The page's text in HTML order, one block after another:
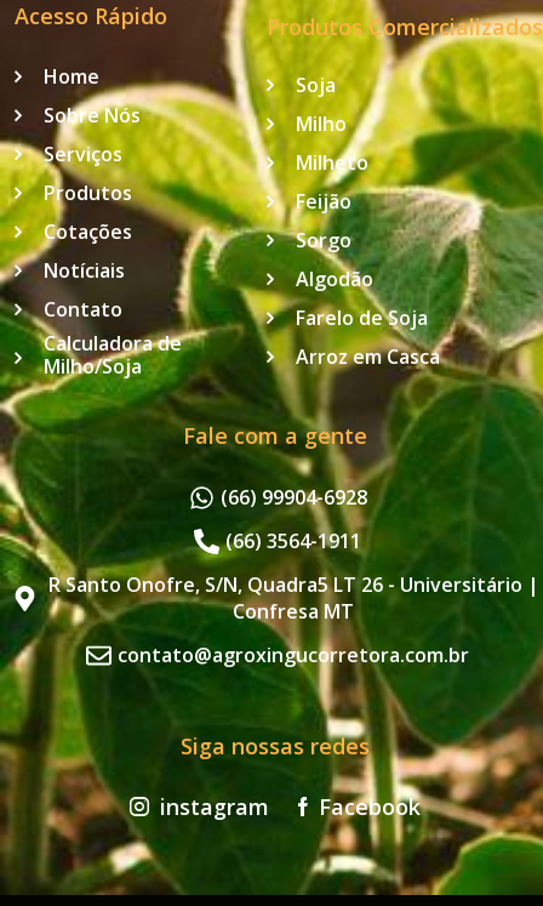
Acesso Rápido
Home
Sobre Nós
Serviços
Produtos
Cotações
Notíciais
Contato
Calculadora de
Milho/Soja
Produtos Comercializados
Soja
Milho
Milheto
Feijão
Sorgo
Algodão
Farelo de Soja
Arroz em Casca
Fale com a gente
(66) 99904-6928
(66) 3564-1911
R Santo Onofre, S/N, Quadra5 LT 26 - Universitário |
Confresa MT
contato@agroxingucorretora.com.br
Siga nossas redes
instagram Facebook